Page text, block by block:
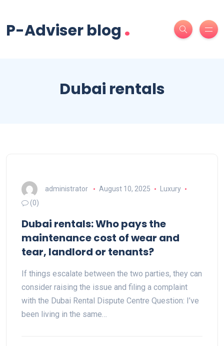
P-Adviser blog .
Dubai rentals
administrator August 10, 2025
Luxury
(0)
Dubai rentals: Who pays the
maintenance cost of wear and
tear, landlord or tenants?
If things escalate between the two parties, they can
consider raising the issue and filing a complaint
with the Dubai Rental Dispute Centre Question: I’ve
been living in the same…